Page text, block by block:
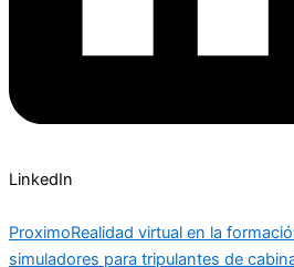
LinkedIn
ProximoRealidad virtual en la
simuladores para tripulantes de